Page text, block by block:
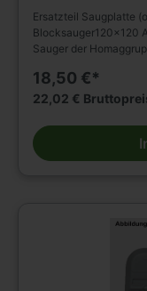
Ersatzteil Saugplatte
Blocksauger120x120
Sauger der
18,50 €*
22,02 €